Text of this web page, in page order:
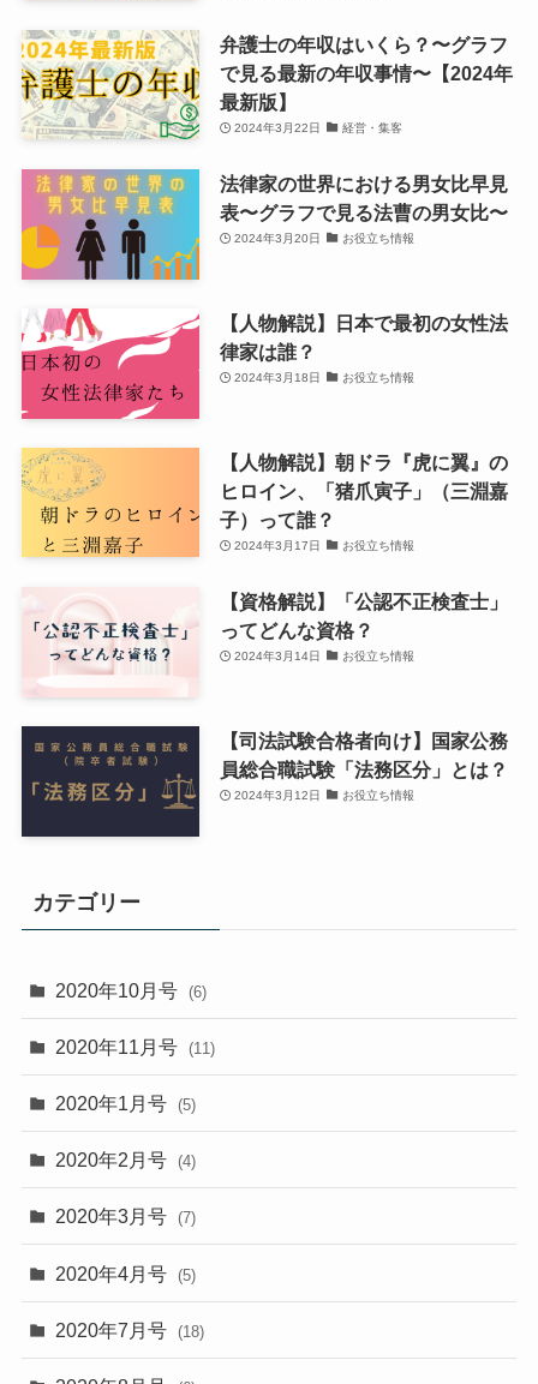
弁護士の年収はいくら？〜グラフ
で見る最新の年収事情〜【2024年
最新版】
2024年3月22日 経営・集客
法律家の世界における男女比早見
表〜グラフで見る法曹の男女比〜
2024年3月20日 お役立ち情報
【人物解説】日本で最初の女性法
律家は誰？
2024年3月18日 お役立ち情報
【人物解説】朝ドラ『虎に翼』の
ヒロイン、「猪爪寅子」（三淵嘉
子）って誰？
2024年3月17日 お役立ち情報
【資格解説】「公認不正検査士」
ってどんな資格？
2024年3月14日 お役立ち情報
【司法試験合格者向け】国家公務
員総合職試験「法務区分」とは？
2024年3月12日 お役立ち情報
カテゴリー
2020年10月号 (6)
2020年11月号 (11)
2020年1月号 (5)
2020年2月号 (4)
2020年3月号 (7)
2020年4月号 (5)
2020年7月号 (18)